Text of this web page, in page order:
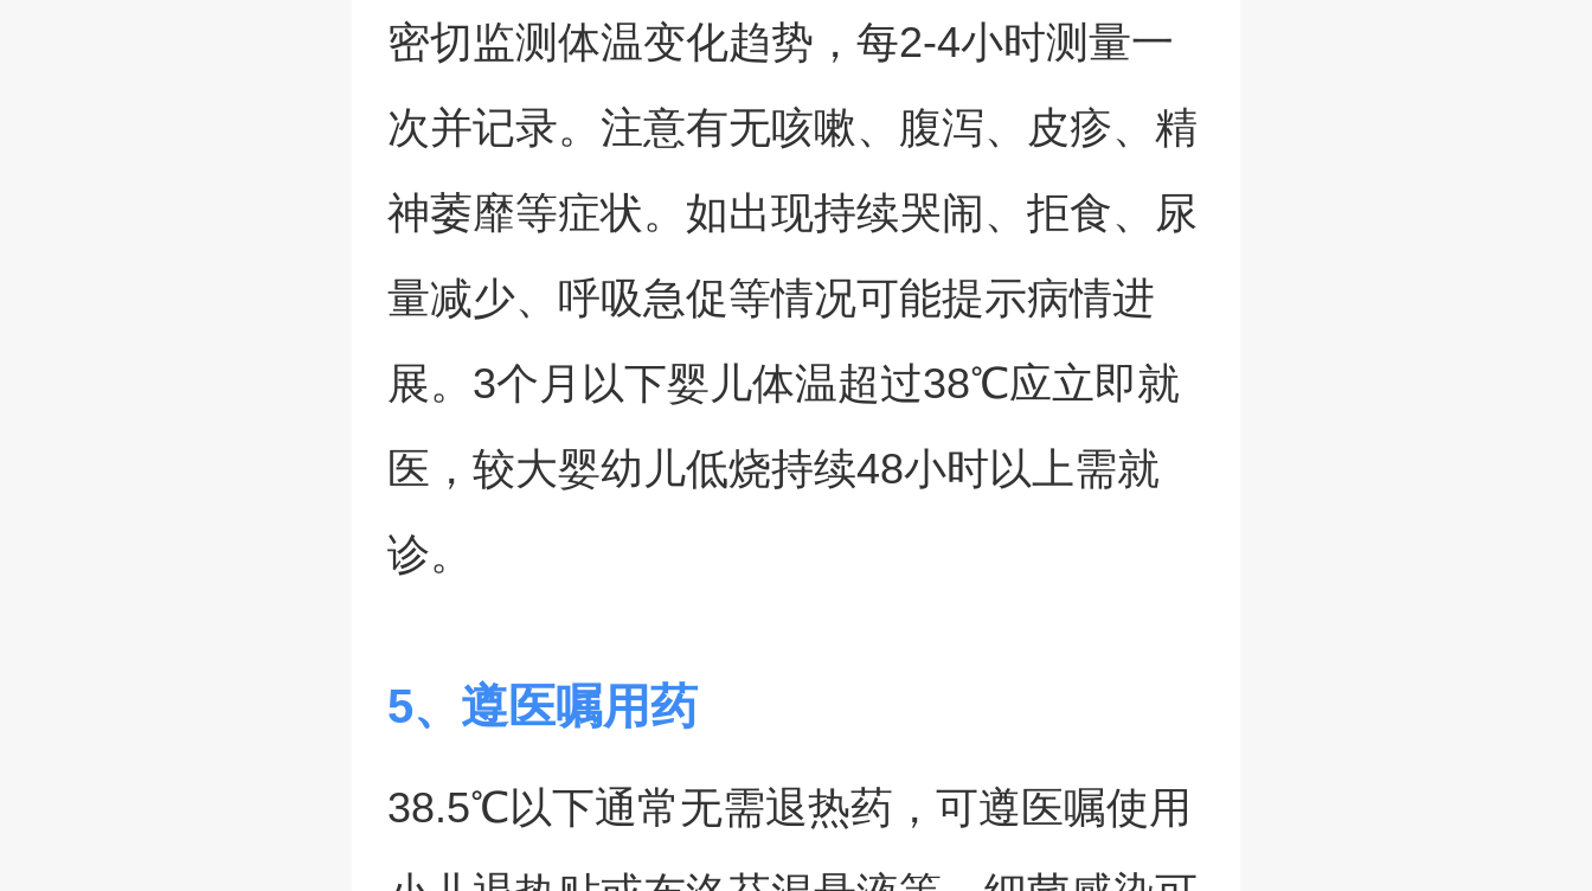
密切监测体温变化趋势，每2-4小时测量一
次并记录。注意有无咳嗽、腹泻、皮疹、精
神萎靡等症状。如出现持续哭闹、拒食、尿
量减少、呼吸急促等情况可能提示病情进
展。3个月以下婴儿体温超过38℃应立即就
医，较大婴幼儿低烧持续48小时以上需就
诊。
5、遵医嘱用药
38.5℃以下通常无需退热药，可遵医嘱使用